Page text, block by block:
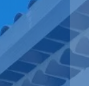
ses
Var,
de